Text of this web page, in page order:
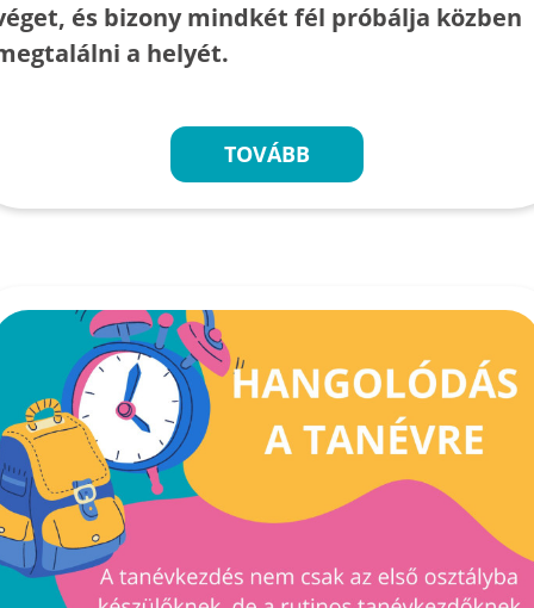
és bizony mindkét fél próbálja közben
a helyét.
TOVÁBB